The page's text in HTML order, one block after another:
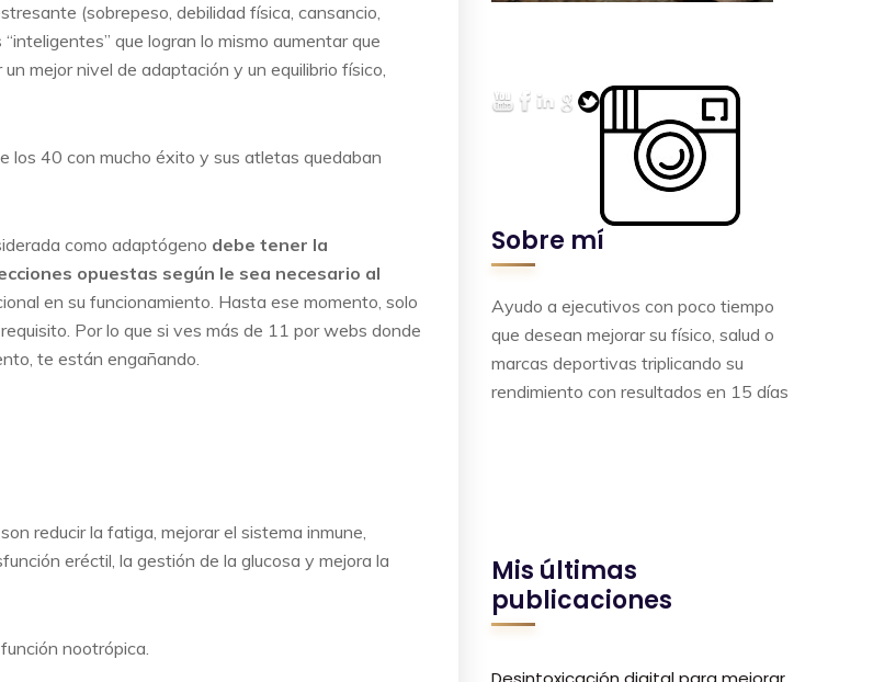
(sobrepeso, debilidad física, cansancio,
que logran lo mismo aumentar que
mejor nivel de adaptación y un equilibrio físico,
los 40 con mucho éxito y sus atletas quedaban
como adaptógeno debe tener la
opuestas según le sea necesario al
en su funcionamiento. Hasta ese momento, solo
Por lo que si ves más de 11 por webs donde
te están engañando.
reducir la fatiga, mejorar el sistema inmune,
eréctil, la gestión de la glucosa y mejora la
nootrópica.
Sobre mí
Ayudo a ejecutivos con poco tiempo
que desean mejorar su físico, salud o
marcas deportivas triplicando su
rendimiento con resultados en 15 días
Mis últimas
publicaciones